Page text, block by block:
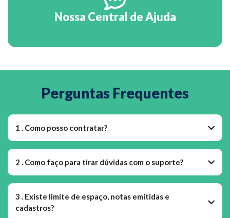
Nossa Central de Ajuda
Perguntas Frequentes
1 . Como posso contratar?
2 . Como faço para tirar dúvidas com o suporte?
3 . Existe limite de espaço, notas emitidas e
cadastros?